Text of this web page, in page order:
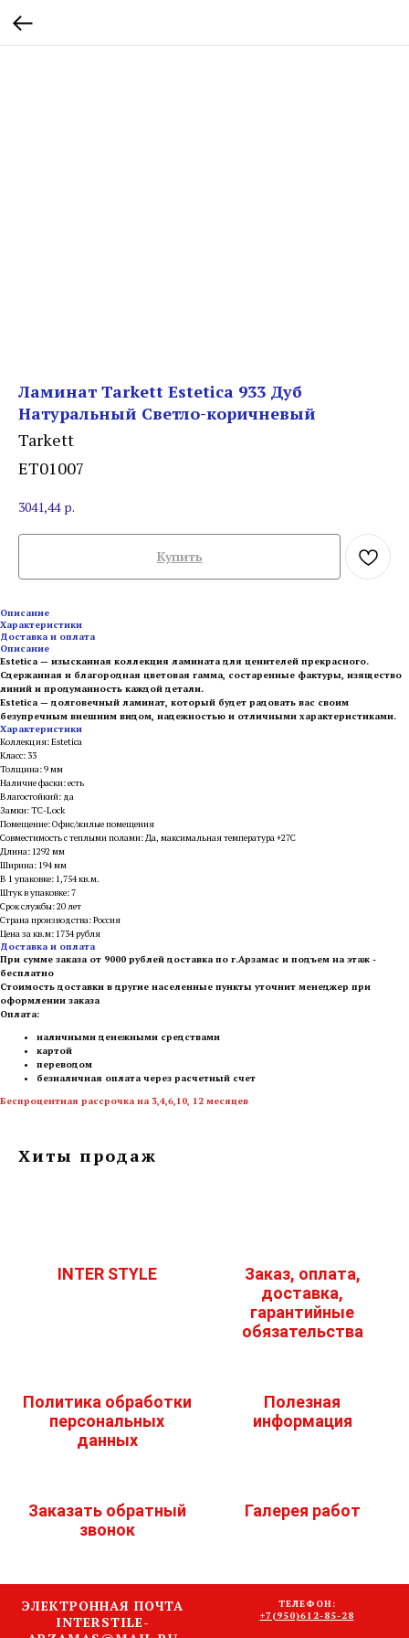
Ламинат Tarkett Estetica 933 Дуб
Натуральный Светло-коричневый
Tarkett
ET01007
3041,44 р.
Купить
Описание
Характеристики
Доставка и оплата
Описание
Estetica — изысканная коллекция ламината для ценителей прекрасного.
Сдержанная и благородная цветовая гамма, состаренные фактуры, изящество
линий и продуманность каждой детали.
Estetica — долговечный ламинат, который будет радовать вас своим
безупречным внешним видом, надежностью и отличными характеристиками.
Характеристики
Коллекция: Estetica
Класс: 33
Толщина: 9 мм
Наличие фаски: есть
Влагостойкий: да
Замки: TC-Lock
Помещение: Офис/жилые помещения
Совместимость с теплыми полами: Да, максимальная температура +27С
Длина: 1292 мм
Ширина: 194 мм
В 1 упаковке: 1,754 кв.м.
Штук в упаковке: 7
Срок службы: 20 лет
Страна производства: Россия
Цена за кв.м: 1734 рубля
Доставка и оплата
При сумме заказа от 9000 рублей доставка по г.Арзамас и подъем на этаж -
бесплатно
Стоимость доставки в другие населенные пункты уточнит менеджер при
оформлении заказа
Оплата:
наличными денежными средствами
картой
переводом
безналичная оплата через расчетный счет
Беспроцентная рассрочка на 3,4,6,10, 12 месяцев
Хиты продаж
INTER STYLE
Заказ, оплата,
доставка,
гарантийные
обязательства
Политика обработки
персональных
данных
Полезная
информация
Заказать обратный
звонок
Галерея работ
ЭЛЕКТРОННАЯ ПОЧТА
INTERSTILE-
ТЕЛЕФОН:
+7(950)612-85-28